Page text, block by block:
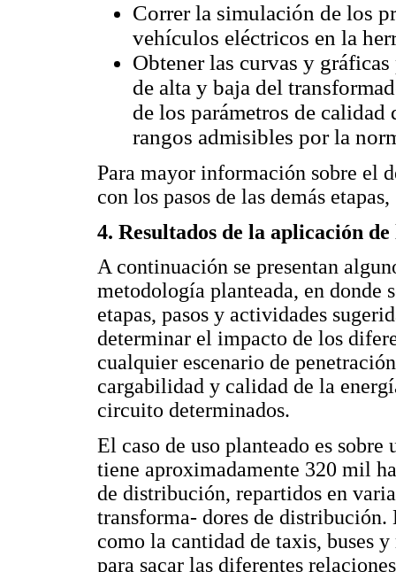
Correr la simulación de los
vehículos eléctricos en la
Obtener las curvas y
de alta y baja del
de los parámetros de calidad
rangos admisibles por la
Para mayor información sobre el
con los pasos de las demás
4. Resultados de la aplicación
A continuación se presentan
metodología planteada, en donde
etapas, pasos y actividades
determinar el impacto de los
cualquier escenario de
cargabilidad y calidad de la
circuito determinados.
El caso de uso planteado es
tiene aproximadamente 320 mil
de distribución, repartidos en
transforma- dores de
como la cantidad de taxis, buses
para sacar las diferentes